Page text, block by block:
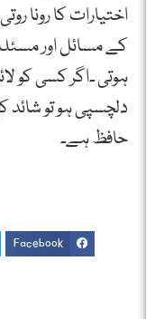
اختیارات کا رونا
کے مسائل اور
ہوتی ۔اگر کسی کو
دلچسپی ہو تو
حافظ ہے۔
Facebook